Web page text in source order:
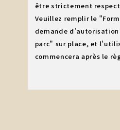
être strictement
Veuillez remplir le
demande
parc" sur place, et
commencera après le